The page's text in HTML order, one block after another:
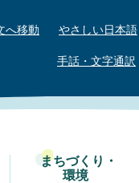
へ移動 やさしい日本語
手話・文字通訳
まちづくり・
環境